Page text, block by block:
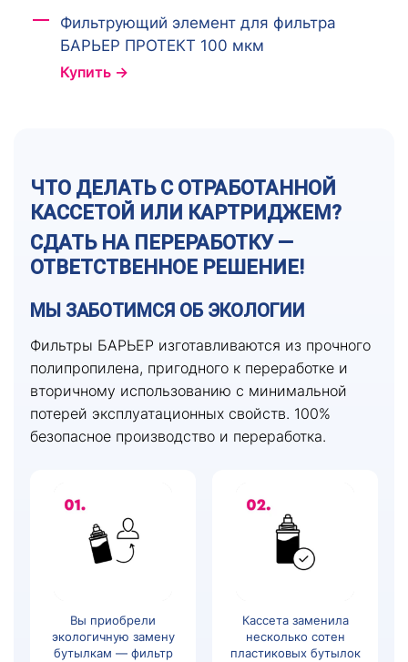
Фильтрующий элемент для фильтра
БАРЬЕР ПРОТЕКТ 100 мкм
Купить →
ЧТО ДЕЛАТЬ С ОТРАБОТАННОЙ
КАССЕТОЙ ИЛИ КАРТРИДЖЕМ?
СДАТЬ НА ПЕРЕРАБОТКУ —
ОТВЕТСТВЕННОЕ РЕШЕНИЕ!
МЫ ЗАБОТИМСЯ ОБ ЭКОЛОГИИ
Фильтры БАРЬЕР изготавливаются из прочного
полипропилена, пригодного к переработке и
вторичному использованию с минимальной
потерей эксплуатационных свойств. 100%
безопасное производство и переработка.
Вы приобрели
экологичную замену
бутылкам — фильтр
Кассета заменила
несколько сотен
пластиковых бутылок